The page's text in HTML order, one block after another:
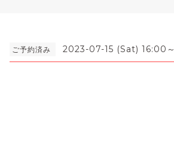
ご予約済み 2023-07-15 (Sat) 16:00